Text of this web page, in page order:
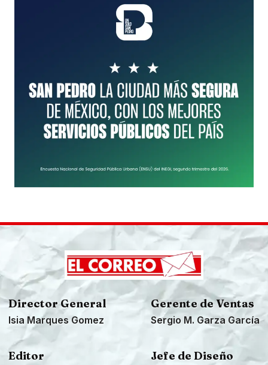
Director General
Isia Marques Gomez
Gerente de Ventas
Sergio M. Garza García
Editor Jefe de Diseño